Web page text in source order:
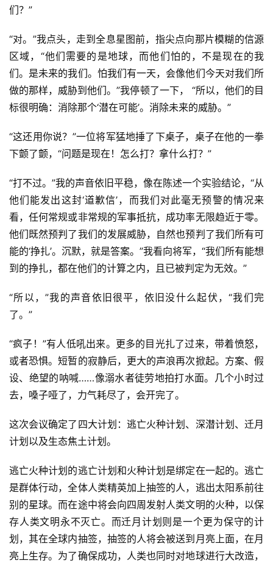
们？”
“对。”我点头，走到全息星图前，指尖点向那片模糊的信源
区域，“他们需要的是地球，而他们怕的，不是现在的我
们。是未来的我们。怕我们有一天，会像他们今天对我们所
做的那样，威胁到他们。”我停顿了一下， “所以，他们的目
标很明确：消除那个‘潜在可能’。消除未来的威胁。”
“这还用你说？”一位将军猛地捶了下桌子，桌子在他的一拳
下颤了颤，“问题是现在！怎么打？拿什么打？”
“打不过。”我的声音依旧平稳，像在陈述一个实验结论，“从
他们能发出这封‘道歉信’，而我们对此毫无预警的情况来
看，任何常规或非常规的军事抵抗，成功率无限趋近于零。
他们既然预判了我们的发展威胁，自然也预判了我们所有可
能的‘挣扎’。沉默，就是答案。”我看向将军，“我们所有能想
到的挣扎，都在他们的计算之内，且已被判定为无效。”
“所以，”我的声音依旧很平，依旧没什么起伏，“我们完
了。”
“疯子！”有人低吼出来。更多的目光扎了过来，带着愤怒，
或者恐惧。短暂的寂静后，更大的声浪再次掀起。方案、假
设、绝望的呐喊……像溺水者徒劳地拍打水面。几个小时过
去，嗓子哑了，力气耗尽了，会开完了。
这次会议确定了四大计划：逃亡火种计划、深潜计划、迁月
计划以及生态焦土计划。
逃亡火种计划的逃亡计划和火种计划是绑定在一起的。逃亡
是群体行动，全体人类精英加上抽签的人，逃出太阳系前往
别的星球。而在途中将会向四周发射人类文明的火种，以保
存人类文明永不灭亡。而迁月计划则是一个更为保守的计
划，其在全球内抽签，抽签的人将会被送到月亮上面，在月
亮上生存。为了确保成功，人类也同时对地球进行大改造，